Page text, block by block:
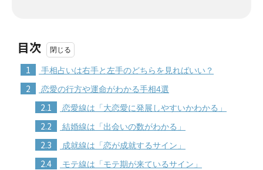
目次
1 手相占いは右手と左手のどちらを見ればいい？
2 恋愛の行方や運命がわかる手相4選
2.1 恋愛線は「大恋愛に発展しやすいかわかる」
2.2 結婚線は「出会いの数がわかる」
2.3 成就線は「恋が成就するサイン」
2.4 モテ線は「モテ期が来ているサイン」